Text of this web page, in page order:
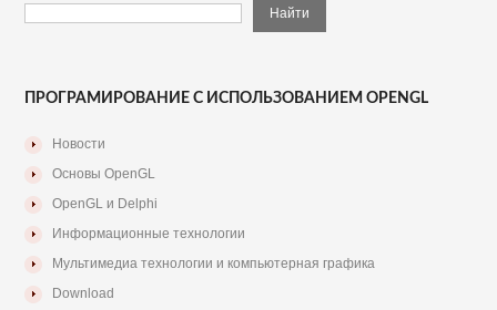
ПРОГРАМИРОВАНИЕ С ИСПОЛЬЗОВАНИЕМ OPENGL
Новости
Основы OpenGL
OpenGL и Delphi
Информационные технологии
Мультимедиа технологии и компьютерная графика
Download